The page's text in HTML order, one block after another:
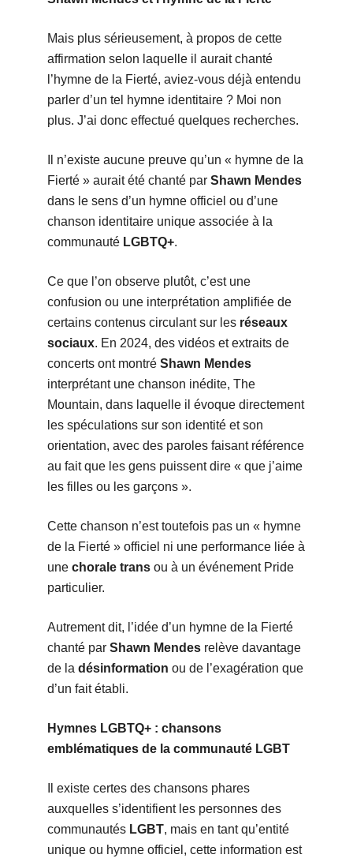
Mais plus sérieusement, à propos de cette
affirmation selon laquelle il aurait chanté
l’hymne de la Fierté, aviez-vous déjà entendu
parler d’un tel hymne identitaire ? Moi non
plus. J’ai donc effectué quelques recherches.
Il n’existe aucune preuve qu’un « hymne de la
Fierté » aurait été chanté par Shawn Mendes
dans le sens d’un hymne officiel ou d’une
chanson identitaire unique associée à la
communauté LGBTQ+.
Ce que l’on observe plutôt, c’est une
confusion ou une interprétation amplifiée de
certains contenus circulant sur les réseaux
sociaux. En 2024, des vidéos et extraits de
concerts ont montré Shawn Mendes
interprétant une chanson inédite, The
Mountain, dans laquelle il évoque directement
les spéculations sur son identité et son
orientation, avec des paroles faisant référence
au fait que les gens puissent dire « que j’aime
les filles ou les garçons ».
Cette chanson n’est toutefois pas un « hymne
de la Fierté » officiel ni une performance liée à
une chorale transou à un événement Pride
particulier.
Autrement dit, l’idée d’un hymne de la Fierté
chanté par Shawn Mendesrelève davantage
de la désinformation ou de l’exagération que
d’un fait établi.
Hymnes LGBTQ+ : chansons
emblématiques de la communauté LGBT
Il existe certes des chansons phares
auxquelles s’identifient les personnes des
communautés LGBT, mais en tant qu’entité
unique ou hymne officiel, cette information est